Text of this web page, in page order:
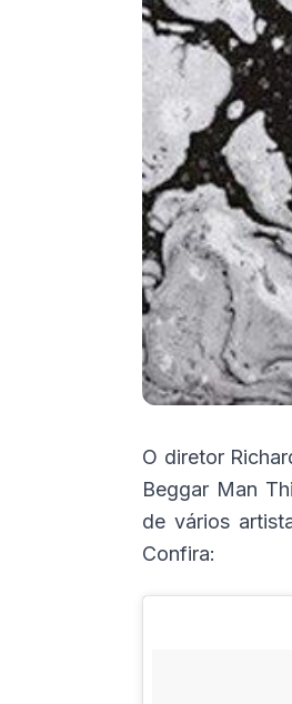
O diretor
Beggar Man
de vários
Confira: